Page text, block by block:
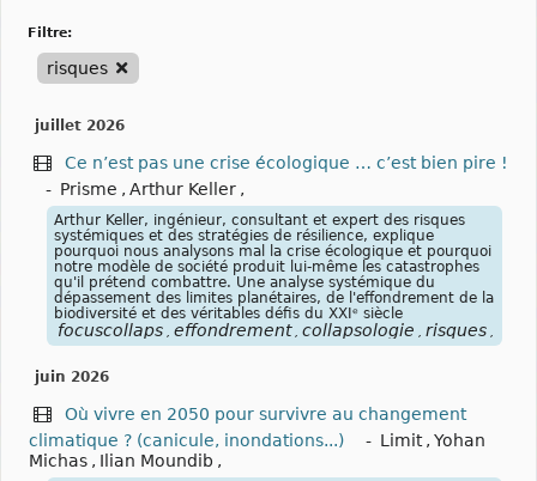
filtre:
risques
juillet 2026
Ce n’est pas une crise écologique … c’est bien pire !
- Prisme , Arthur Keller ,
Arthur Keller, ingénieur, consultant et expert des risques
systémiques et des stratégies de résilience, explique
pourquoi nous analysons mal la crise écologique et pourquoi
notre modèle de société produit lui-même les catastrophes
qu'il prétend combattre. Une analyse systémique du
dépassement des limites planétaires, de l'effondrement de la
biodiversité et des véritables défis du XXIᵉ siècle
focuscollaps effondrement collapsologie risques
juin 2026
Où vivre en 2050 pour survivre au changement
climatique ? (canicule, inondations...)
- Limit , Yohan
Michas , Ilian Moundib ,